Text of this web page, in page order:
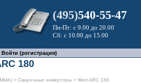
(495)540-55-47
Пн-Пт: с 9.00 до 20.00
Сб: с 10.00 до 15.00
Войти (регистрация)
180
> Сварочные инверторы > Wert ARC 180